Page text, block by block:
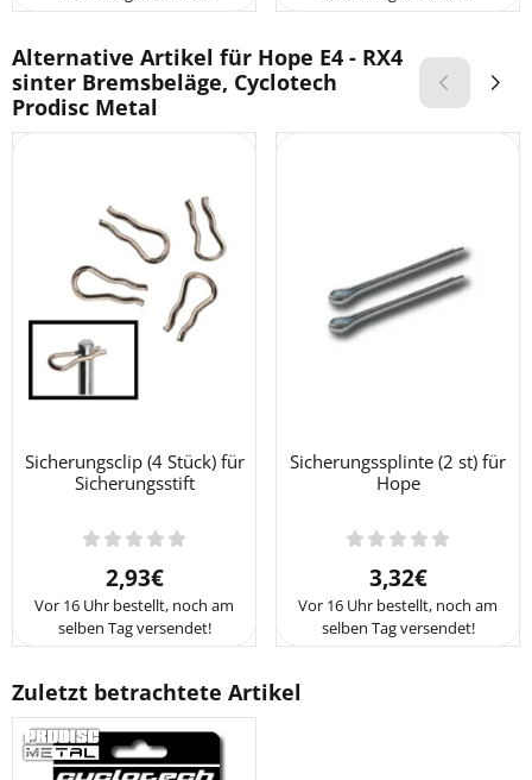
Alternative Artikel für Hope E4 - RX4
sinter Bremsbeläge, Cyclotech
Prodisc Metal
Sicherungsclip (4 Stück) für
Sicherungsstift
Preis: 2,93
2,93€
Vor 16 Uhr bestellt, noch am
selben Tag versendet!
Sicherungssplinte (2 st) für
Hope
Preis: 3,32
3,32€
Vor 16 Uhr bestellt, noch am
selben Tag versendet!
Zuletzt betrachtete Artikel